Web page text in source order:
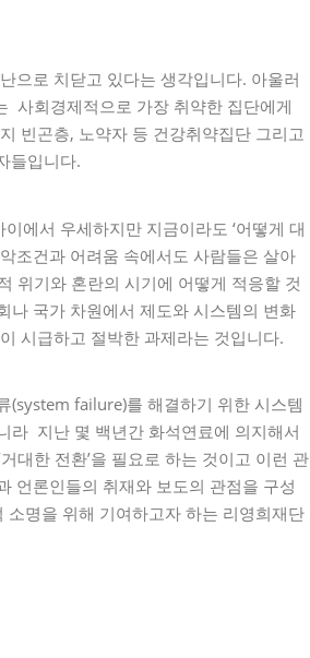
으로 치닫고 있다는 생각입니다. 아울러
사회경제적으로 가장 취약한 집단에게
빈곤층, 노약자 등 건강취약집단 그리고
들입니다.
에서 우세하지만 지금이라도 ‘어떻게 대
조건과 어려움 속에서도 사람들은 살아
위기와 혼란의 시기에 어떻게 적응할 것
나 국가 차원에서 제도와 시스템의 변화
시급하고 절박한 과제라는 것입니다.
(system failure)를 해결하기 위한 시스템
라 지난 몇 백년간 화석연료에 의지해서
대한 전환’을 필요로 하는 것이고 이런 관
언론인들의 취재와 보도의 관점을 구성
명을 위해 기여하고자 하는 리영희재단